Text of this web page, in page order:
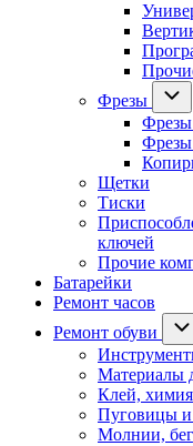
Фрезы
Фрезы
Фрезы
Щетки
Тиски
ключей
Прочие
Батарейки
Ремонт часов
Ремонт обуви
Материалы
Клей, химия
Пуговицы
Молнии,